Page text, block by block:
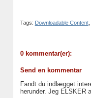
Tags: Downloadable Content,
0 kommentar(er):
Send en kommentar
Fandt du indlægget
herunder. Jeg ELSKER